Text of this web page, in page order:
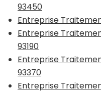
93450
Entreprise
Entreprise
93190
Entreprise
93370
Entreprise